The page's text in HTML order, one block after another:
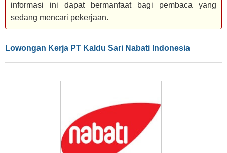
informasi ini dapat bermanfaat bagi pembaca yang
sedang mencari pekerjaan.
Lowongan Kerja PT Kaldu Sari Nabati Indonesia